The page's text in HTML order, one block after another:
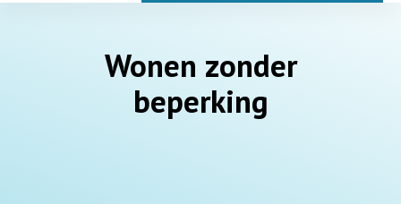
Wonen zonder
beperking